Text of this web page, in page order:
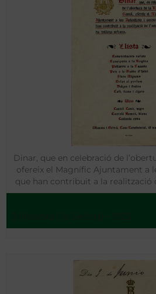
Dinar, que en celebració de
ofereix el Magnífic Ajuntament a
que han contribuit a la realització
urbana